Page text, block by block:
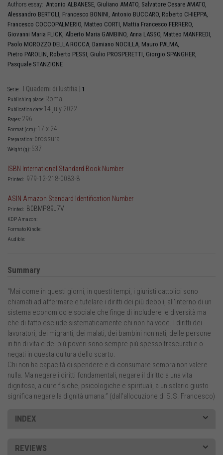
Authors essay: Antonio ALBANESE, Giuliano AMATO, Salvatore Cesare AMATO,
Alessandro BERTOLI, Francesco BONINI, Antonio BUCCARO, Roberto CHIEPPA,
Francesco COCCOPALMERIO, Matteo CORTI, Mattia Francesco FERRERO,
Giovanni Maria FLICK, Alberto Maria GAMBINO, Anna LASSO, Matteo MANFREDI,
Paolo MOROZZO DELLA ROCCA, Damiano NOCILLA, Mauro PALMA,
Pietro PAROLIN, Roberto PESSI, Giulio PROSPERETTI, Giorgio SPANGHER,
Pasquale STANZIONE
Serie: I Quaderni di Iustitia 1
Publishing place: Roma
Publication date: 14 july 2022
Pages: 296
Format (cm): 17 x 24
Preparation: brossura
Weight (g): 537
ISBN International Standard Book Number
Printed: 979-12-218-0083-8
ASIN Amazon Standard Identification Number
Printed: B0BMP89J7V
KDP Amazon:
Formato Kindle:
Audible:
Summary
“Mai come in questi giorni, in questi tempi, i giuristi cattolici sono
chiamati ad affermare e tutelare i diritti dei più deboli, all’interno di un
sistema economico e sociale che finge di includere le diversità ma
che di fatto esclude sistematicamente chi non ha voce. I diritti dei
lavoratori, dei migranti, dei malati, dei bambini non nati, delle persone
in fin di vita e dei più poveri sono sempre più spesso trascurati e o
negati in questa cultura dello scarto.
Chi non ha capacità di spendere e di consumare sembra non valere
nulla. Ma negare i diritti fondamentali, negare il diritto a una vita
dignitosa, a cure fisiche, psicologiche e spirituali, a un salario giusto
significa negare la dignità umana.” (dall’allocuzione di S.S. Francesco)
INDEX
REVIEWS